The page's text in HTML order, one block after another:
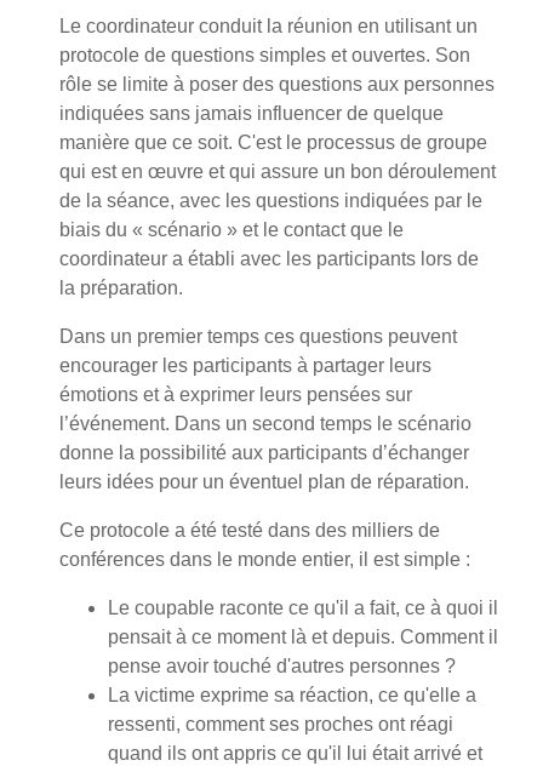
Le coordinateur conduit la réunion en utilisant un
protocole de questions simples et ouvertes. Son
rôle se limite à poser des questions aux personnes
indiquées sans jamais influencer de quelque
manière que ce soit. C'est le processus de groupe
qui est en œuvre et qui assure un bon déroulement
de la séance, avec les questions indiquées par le
biais du « scénario » et le contact que le
coordinateur a établi avec les participants lors de
la préparation.
Dans un premier temps ces questions peuvent
encourager les participants à partager leurs
émotions et à exprimer leurs pensées sur
l’événement. Dans un second temps le scénario
donne la possibilité aux participants d’échanger
leurs idées pour un éventuel plan de réparation.
Ce protocole a été testé dans des milliers de
conférences dans le monde entier, il est simple :
Le coupable raconte ce qu'il a fait, ce à quoi il
pensait à ce moment là et depuis. Comment il
pense avoir touché d'autres personnes ?
La victime exprime sa réaction, ce qu'elle a
ressenti, comment ses proches ont réagi
quand ils ont appris ce qu'il lui était arrivé et